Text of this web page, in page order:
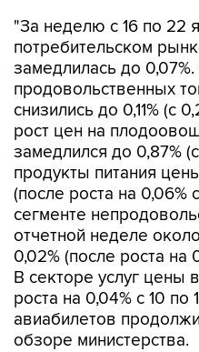
"За неделю с 16 по 22
потребительском
замедлилась до
продовольственных
снизились до 0,11% (с
рост цен на
замедлился до 0,87%
продукты питания
(после роста на 0,06%
сегменте
отчетной неделе
0,02% (после роста на
В секторе услуг цены
роста на 0,04% с 10
авиабилетов
обзоре министерства.